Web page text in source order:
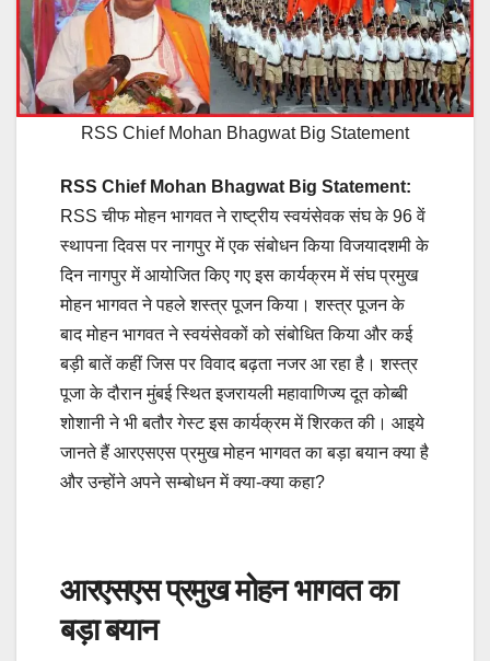
RSS Chief Mohan Bhagwat Big Statement
RSS Chief Mohan Bhagwat Big Statement:
RSS चीफ मोहन भागवत ने राष्ट्रीय स्वयंसेवक संघ के 96 वें
स्थापना दिवस पर नागपुर में एक संबोधन किया विजयादशमी के
दिन नागपुर में आयोजित किए गए इस कार्यक्रम में संघ प्रमुख
मोहन भागवत ने पहले शस्त्र पूजन किया। शस्त्र पूजन के
बाद मोहन भागवत ने स्वयंसेवकों को संबोधित किया और कई
बड़ी बातें कहीं जिस पर विवाद बढ़ता नजर आ रहा है। शस्त्र
पूजा के दौरान मुंबई स्थित इजरायली महावाणिज्य दूत कोब्बी
शोशानी ने भी बतौर गेस्ट इस कार्यक्रम में शिरकत की। आइये
जानते हैं आरएसएस प्रमुख मोहन भागवत का बड़ा बयान क्या है
और उन्होंने अपने सम्बोधन में क्या-क्या कहा?
आरएसएस प्रमुख मोहन भागवत का
बड़ा बयान